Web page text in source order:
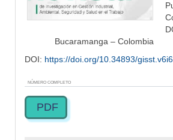
Bucaramanga – Colombia
DOI: https://doi.org/10.34893/gisst.v6i6
NÚMERO COMPLETO
PDF